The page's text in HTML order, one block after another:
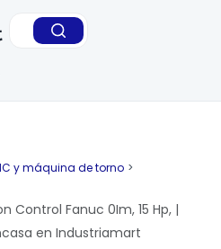
y máquina de torno >